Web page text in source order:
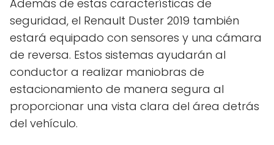
Además de estas características de
seguridad, el Renault Duster 2019 también
estará equipado con sensores y una cámara
de reversa. Estos sistemas ayudarán al
conductor a realizar maniobras de
estacionamiento de manera segura al
proporcionar una vista clara del área detrás
del vehículo.